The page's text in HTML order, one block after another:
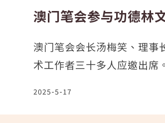
澳门笔会参与功德林
澳门笔会会长汤梅笑、理事
术工作者三十多人应邀出席。
2025-5-17